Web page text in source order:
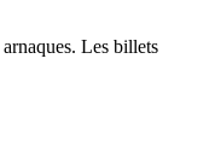
Les billets